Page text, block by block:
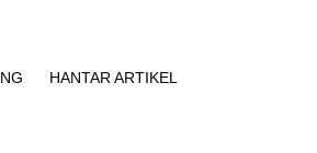
HANTAR ARTIKEL